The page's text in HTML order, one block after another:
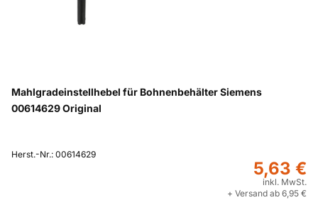
Mahlgradeinstellhebel für Bohnenbehälter Siemens
00614629 Original
Herst.-Nr.: 00614629
5,63 €
inkl. MwSt.
+ Versand ab 6,95 €